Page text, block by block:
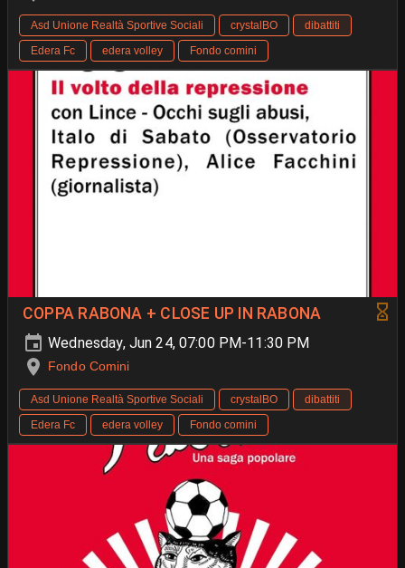
Asd Unione Realtà Sportive Sociali crystalBO
dibattiti
Edera Fc
edera volley Fondo comini
COPPA RABONA + CLOSE UP IN RABONA
Wednesday, Jun 24, 07:00 PM-11:30 PM
Fondo Comini
Asd Unione Realtà Sportive Sociali crystalBO
dibattiti
Edera Fc
edera volley Fondo comini